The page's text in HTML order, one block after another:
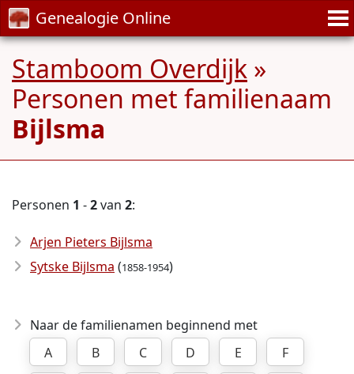
Genealogie Online
Stamboom Overdijk »
Personen met familienaam
Bijlsma
Personen 1 -2van 2:
Arjen Pieters Bijlsma
Sytske Bijlsma (1858-1954)
Naar de familienamen beginnend met
A
B C D E
F